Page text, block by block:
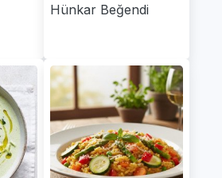
Hünkar Beğendi